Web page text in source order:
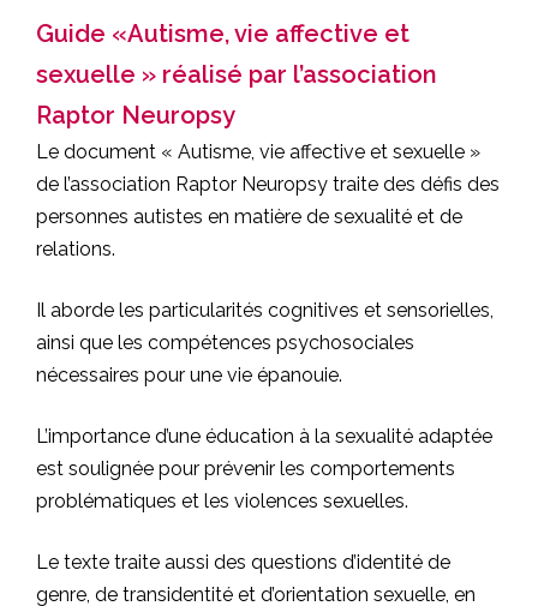
Guide «Autisme, vie affective et
sexuelle » réalisé par l’association
Raptor Neuropsy
Le document « Autisme, vie affective et sexuelle »
de l’association Raptor Neuropsy traite des défis des
personnes autistes en matière de sexualité et de
relations.
Il aborde les particularités cognitives et sensorielles,
ainsi que les compétences psychosociales
nécessaires pour une vie épanouie.
L’importance d’une éducation à la sexualité adaptée
est soulignée pour prévenir les comportements
problématiques et les violences sexuelles.
Le texte traite aussi des questions d’identité de
genre, de transidentité et d’orientation sexuelle, en